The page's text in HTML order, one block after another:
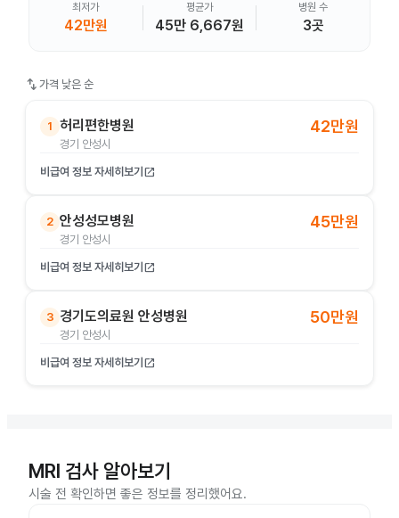
최저가
42만원
평균가
45만 6,667원
병원 수
3곳
swap_vert 가격 낮은 순
1 허리편한병원
경기 안성시
42만원
비급여 정보 자세히보기 open_in_new
2 안성성모병원
경기 안성시
45만원
비급여 정보 자세히보기 open_in_new
3 경기도의료원 안성병원
경기 안성시
50만원
비급여 정보 자세히보기 open_in_new
MRI 검사 알아보기
시술 전 확인하면 좋은 정보를 정리했어요.